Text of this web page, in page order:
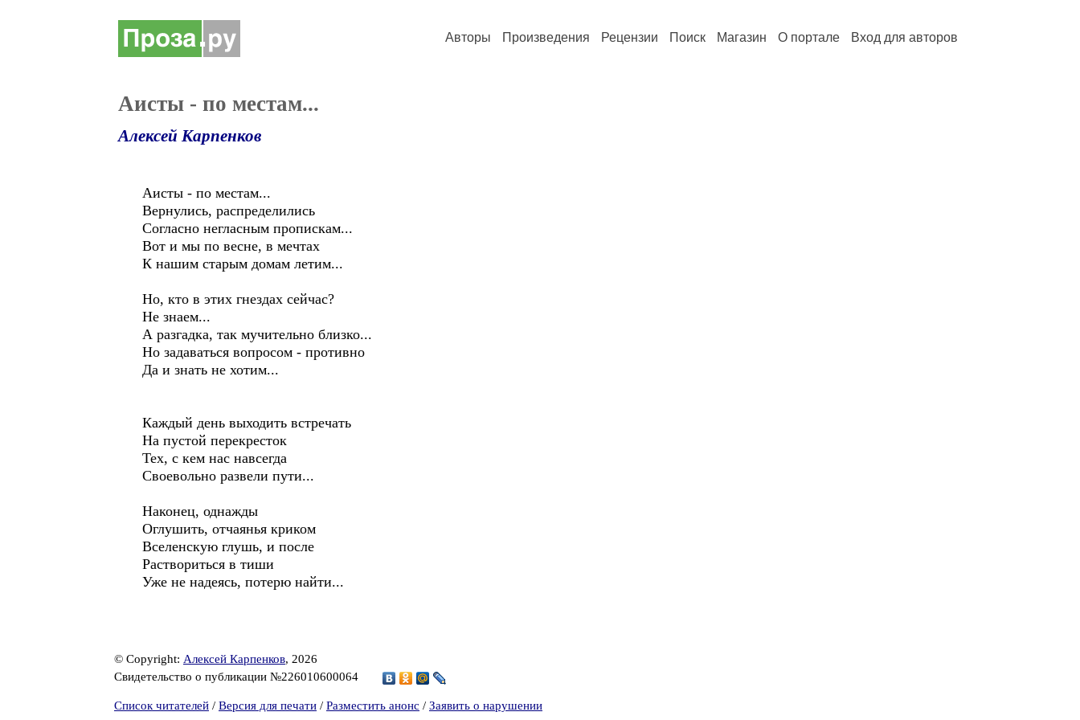
Авторы Произведения Рецензии Поиск Магазин О портале Вход для авторов
Аисты - по местам...
Алексей Карпенков
Аисты - по местам...
Вернулись, распределились
Согласно негласным пропискам...
Вот и мы по весне, в мечтах
К нашим старым домам летим...
Но, кто в этих гнездах сейчас?
Не знаем...
А разгадка, так мучительно близко...
Но задаваться вопросом - противно
Да и знать не хотим...
Каждый день выходить встречать
На пустой перекресток
Тех, с кем нас навсегда
Своевольно развели пути...
Наконец, однажды
Оглушить, отчаянья криком
Вселенскую глушь, и после
Раствориться в тиши
Уже не надеясь, потерю найти...
© Copyright: Алексей Карпенков, 2026
Свидетельство о публикации №226010600064
Список читателей / Версия для печати / Разместить анонс / Заявить о нарушении